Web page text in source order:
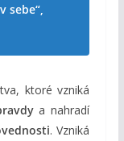
sebe“,
ktoré vzniká
a nahradí
. Vzniká